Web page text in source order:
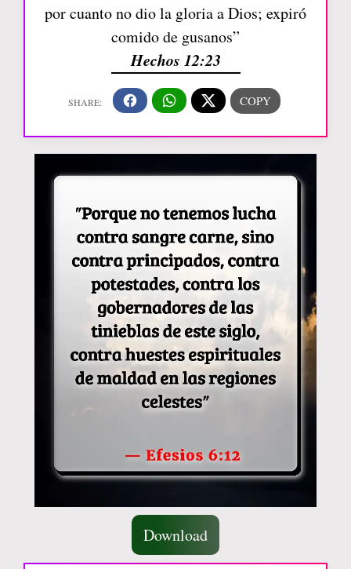
por cuanto no dio la gloria a Dios; expiró
comido de gusanos”
Hechos 12:23
Download